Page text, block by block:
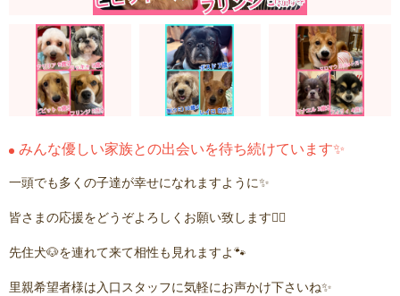
みんな優しい家族との出会いを待ち続けています✨
一頭でも多くの子達が幸せになれますように✨
皆さまの応援をどうぞよろしくお願い致します🙇‍♂️
先住犬🐶を連れて来て相性も見れますよ🐾
里親希望者様は入口スタッフに気軽にお声かけ下さいね✨